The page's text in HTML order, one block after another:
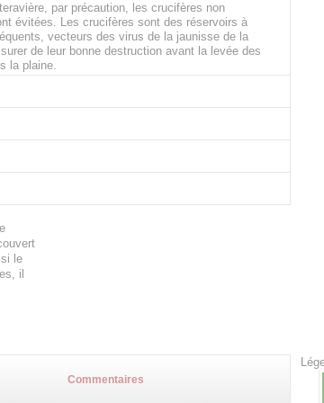
par précaution, les crucifères non
évitées. Les crucifères sont des réservoirs à
vecteurs des virus de la jaunisse de la
de leur bonne destruction avant la levée des
la plaine.
le
il
Commentaires